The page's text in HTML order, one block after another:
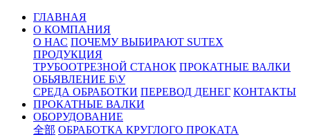
ГЛАВНАЯ
О КОМПАНИЯ
О НАС ПОЧЕМУ ВЫБИРАЮТ SUTEX
ПРОДУКЦИЯ
ТРУБООТРЕЗНОЙ СТАНОК ПРОКАТНЫЕ ВАЛКИ
ОБЬЯВЛЕНИЕ Б\У
СРЕДА ОБРАБОТКИ ПЕРЕВОД ДЕНЕГ КОНТАКТЫ
ПРОКАТНЫЕ ВАЛКИ
ОБОРУДОВАНИЕ
全部 ОБРАБОТКА КРУГЛОГО ПРОКАТА